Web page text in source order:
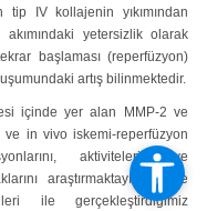
tip IV kollajenin yıkımından
yetersizlik olarak
başlaması (reperfüzyon)
artış bilinmektedir.
içinde yer alan MMP-2 ve
ve in vivo iskemi-reperfüzyon
aktivitelerini ve
araştırmaktayız. Hücre
ile gerçekleştirdiğimiz